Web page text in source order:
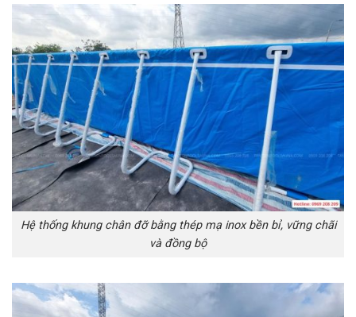
Hệ thống khung chân đỡ bằng thép mạ inox bền bỉ, vững chãi
và đồng bộ